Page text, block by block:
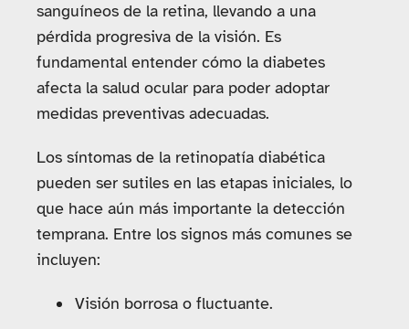
sanguíneos de la retina, llevando a una
pérdida progresiva de la visión. Es
fundamental entender cómo la diabetes
afecta la salud ocular para poder adoptar
medidas preventivas adecuadas.
Los síntomas de la retinopatía diabética
pueden ser sutiles en las etapas iniciales, lo
que hace aún más importante la detección
temprana. Entre los signos más comunes se
incluyen:
Visión borrosa o fluctuante.